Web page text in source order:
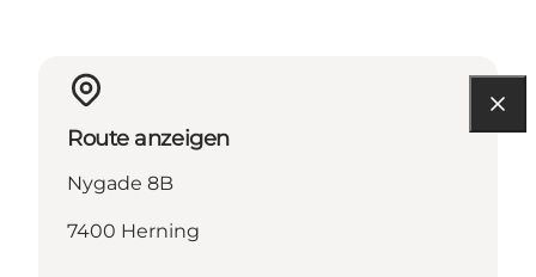
Route anzeigen
Nygade 8B
7400 Herning